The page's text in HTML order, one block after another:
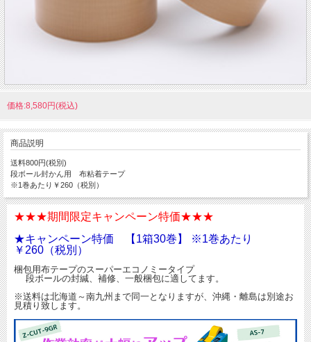
価格:8,580円(税込)
商品説明
送料800円(税別)
段ボール封かん用 布粘着テープ
※1巻あたり￥260（税別）
★★★期間限定キャンペーン特価★★★
★キャンペーン特価 【1箱30巻】 ※1巻あたり
￥260（税別）
梱包用布テープのスーパーエコノミータイプ
段ボールの封緘、補修、一般梱包に適してます。
※送料は北海道～南九州まで同一となりますが、沖縄・離島は別途お
見積り致します。